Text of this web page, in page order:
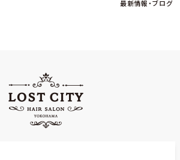
最新情報・ブログ